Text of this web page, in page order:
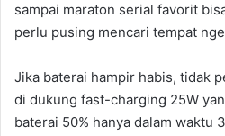
sampai maraton serial favorit
perlu pusing mencari tempat
Jika baterai hampir habis, tidak
di dukung fast-charging 25W
baterai 50% hanya dalam waktu